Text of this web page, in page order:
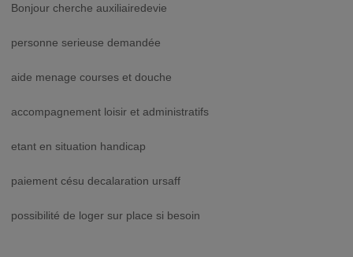
Bonjour cherche auxiliairedevie
personne serieuse demandée
aide menage courses et douche
accompagnement loisir et administratifs
etant en situation handicap
paiement césu decalaration ursaff
possibilité de loger sur place si besoin